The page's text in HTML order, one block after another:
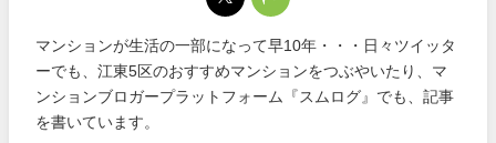
マンションが生活の一部になって早10年・・・日々ツイッタ
ーでも、江東5区のおすすめマンションをつぶやいたり、マ
ンションブロガープラットフォーム『スムログ』でも、記事
を書いています。